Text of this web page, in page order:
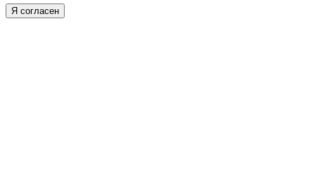
Я согласен